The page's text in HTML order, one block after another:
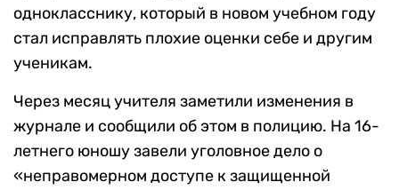
однокласснику, который в новом учебном году
стал исправлять плохие оценки себе и другим
ученикам.
Через месяц учителя заметили изменения в
журнале и сообщили об этом в полицию. На 16-
летнего юношу завели уголовное дело о
«неправомерном доступе к защищенной